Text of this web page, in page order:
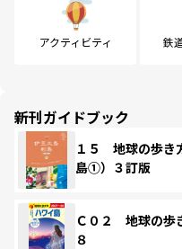
アクティビティ 鉄
新刊ガイドブック
１５ 地球の歩
島①）３訂版
Ｃ０２ 地球の歩
８